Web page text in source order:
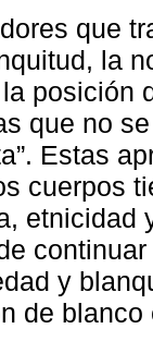
que
la
posición
que no
Estas
cuerpos
etnicidad
y
de blanco